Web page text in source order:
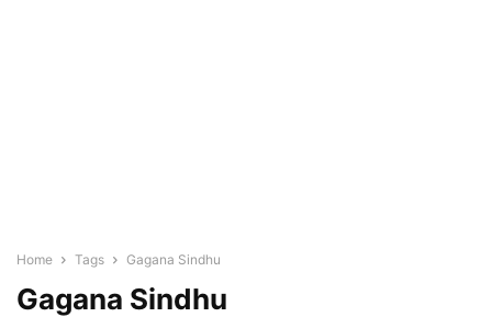
Home Tags Gagana Sindhu
Gagana Sindhu